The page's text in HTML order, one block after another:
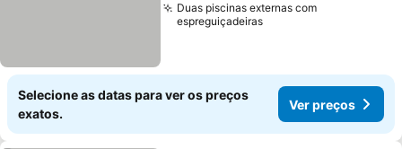
Duas piscinas externas com
espreguiçadeiras
Selecione as datas para ver os preços
exatos.
Ver preços